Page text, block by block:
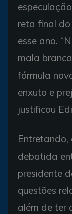
reta final do
esse ano.
mala
fórmula
enxuto e
justificou
debatida
presidente
questões
além de ter